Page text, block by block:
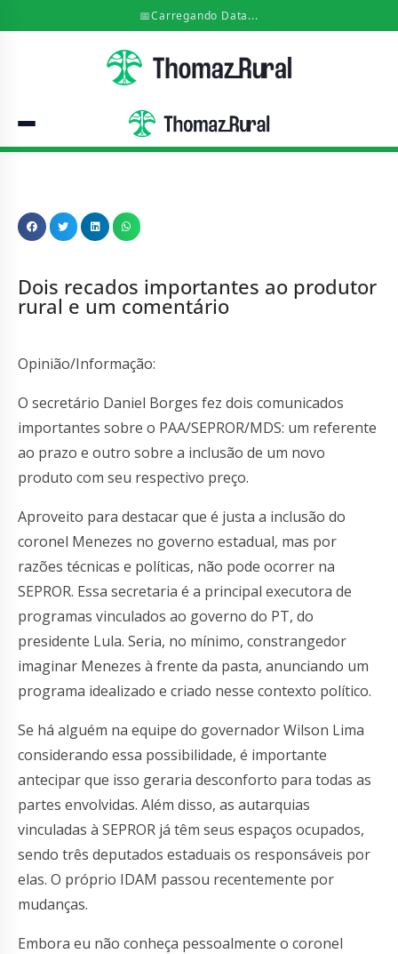
📅Carregando Data...
Dois recados importantes ao produtor
rural e um comentário
Opinião/Informação:
O secretário Daniel Borges fez dois comunicados
importantes sobre o PAA/SEPROR/MDS: um referente
ao prazo e outro sobre a inclusão de um novo
produto com seu respectivo preço.
Aproveito para destacar que é justa a inclusão do
coronel Menezes no governo estadual, mas por
razões técnicas e políticas, não pode ocorrer na
SEPROR. Essa secretaria é a principal executora de
programas vinculados ao governo do PT, do
presidente Lula. Seria, no mínimo, constrangedor
imaginar Menezes à frente da pasta, anunciando um
programa idealizado e criado nesse contexto político.
Se há alguém na equipe do governador Wilson Lima
considerando essa possibilidade, é importante
antecipar que isso geraria desconforto para todas as
partes envolvidas. Além disso, as autarquias
vinculadas à SEPROR já têm seus espaços ocupados,
sendo três deputados estaduais os responsáveis por
elas. O próprio IDAM passou recentemente por
mudanças.
Embora eu não conheça pessoalmente o coronel